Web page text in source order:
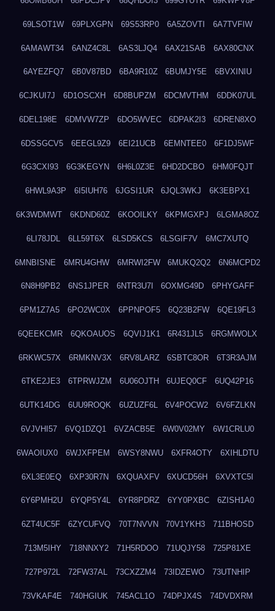
69LSOT1W 69PLXGPN 69S53RP0 6A5ZOVTI 6A7TVFIW
6AMAWT34 6ANZ4C8L 6AS3LJQ4 6AX21SAB 6AX80CNX
6AYEZFQ7 6B0V87BD 6BA9R10Z 6BUMJY5E 6BVXINIU
6CJKUI7J 6D1OSCXH 6D8BUPZM 6DCMVTHM 6DDK07UL
6DEL198E 6DMVW7ZP 6DO5WVEC 6DPAK2I3 6DREN8XO
6DSSGCV5 6EEGL9Z9 6EI21UCB 6EMNTEE0 6F1DJ5WF
6G3CXI93 6G3KEGYN 6H6L0Z3E 6HD2DCBO 6HM0FQJT
6HWL9A3P 6I5IUH76 6JGSI1UR 6JQL3WKJ 6K3EBPX1
6K3WDMWT 6KDND60Z 6KOOILKY 6KPMGXPJ 6LGMA8OZ
6LI78JDL 6LL59T6X 6LSD5KCS 6LSGIF7V 6MC7XUTQ
6MNBISNE 6MRU4GHW 6MRWI2FW 6MUKQ2Q2 6N6MCPD2
6N8H9PB2 6NS1JPER 6NTR3U7I 6OXMG49D 6PHYGAFF
6PM1Z7A5 6PO2WC0X 6PPNPOF5 6Q23B2FW 6QE19FL3
6QEEKCMR 6QKOAUOS 6QVIJ1K1 6R431JL5 6RGMWOLX
6RKWC57X 6RMKNV3X 6RV8LARZ 6SBTC8OR 6T3R3AJM
6TKE2JE3 6TPRWJZM 6U06OJTH 6UJEQ0CF 6UQ42P16
6UTK14DG 6UU9ROQK 6UZUZF6L 6V4POCW2 6V6FZLKN
6VJVHI57 6VQ1DZQ1 6VZACB5E 6W0V02MY 6W1CRLU0
6WAOIUX0 6WJXFPEM 6WSY8NWU 6XFR4OTY 6XIHLDTU
6XL3E0EQ 6XP30R7N 6XQUAXFV 6XUCD56H 6XVXTC5I
6Y6PMH2U 6YQP5Y4L 6YR8PDRZ 6YY0PXBC 6ZISH1A0
6ZT4UC5F 6ZYCUFVQ 70T7NVVN 70V1YKH3 711BHOSD
713M5IHY 718NNXY2 71H5RDOO 71UQJY58 725P81XE
727P972L 72FW37AL 73CXZZM4 73IDZEWO 73UTNHIP
73VKAF4E 740HGIUK 745ACL1O 74DPJX4S 74DVDXRM